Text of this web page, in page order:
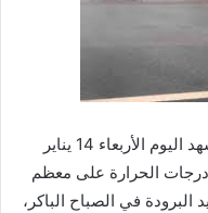
تتوقع الهيئة العامة للأرصاد الجوية أن يشهد اليوم الأربعاء 14 يناير
درجات الحرارة على معظم
في الصباح الباكر،